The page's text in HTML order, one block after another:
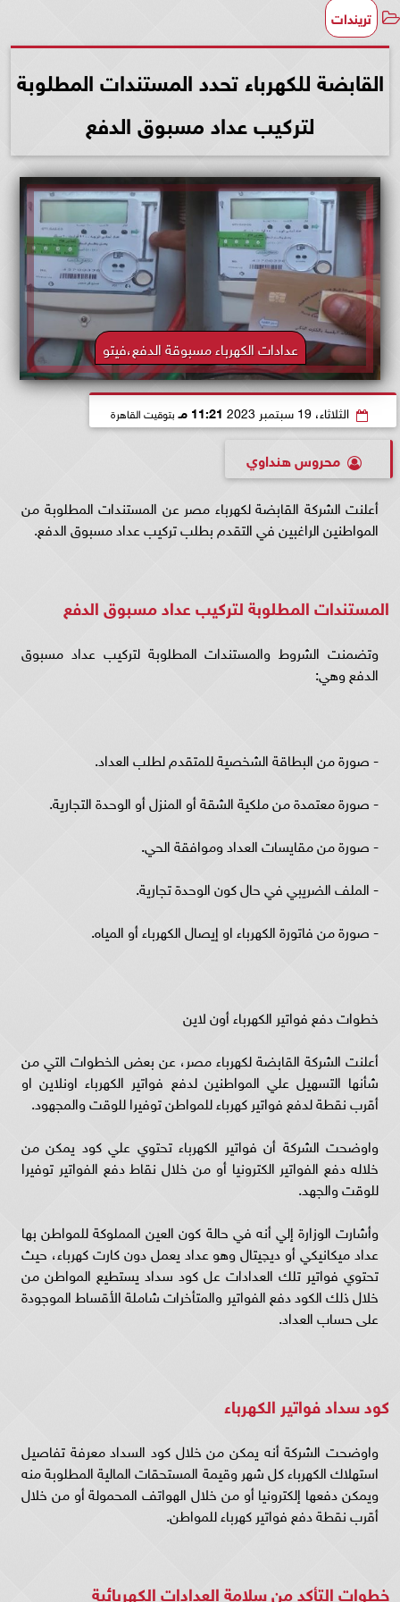
تريندات
القابضة للكهرباء تحدد المستندات المطلوبة
لتركيب عداد مسبوق الدفع
عدادات الكهرباء مسبوقة الدفع،فيتو
الثلاثاء، 19 سبتمبر 2023 11:21 مـ بتوقيت القاهرة
محروس هنداوي
أعلنت الشركة القابضة لكهرباء مصر عن المستندات المطلوبة من
المواطنين الراغبين في التقدم بطلب تركيب عداد مسبوق الدفع.
المستندات المطلوبة لتركيب عداد مسبوق الدفع
وتضمنت الشروط والمستندات المطلوبة لتركيب عداد مسبوق
الدفع وهي:
- صورة من البطاقة الشخصية للمتقدم لطلب العداد.
- ‏صورة معتمدة من ملكية الشقة أو المنزل أو الوحدة التجارية.
- ‏صورة من مقايسات العداد وموافقة الحي.
- ‏الملف الضريبي في حال كون الوحدة تجارية.
- ‏صورة من فاتورة الكهرباء او إيصال الكهرباء أو المياه.
خطوات دفع فواتير الكهرباء أون لاين
أعلنت الشركة القابضة لكهرباء مصر، عن بعض الخطوات التي من
شأنها التسهيل علي المواطنين لدفع فواتير الكهرباء اونلاين او
أقرب نقطة لدفع فواتير كهرباء للمواطن توفيرا للوقت والمجهود.
واوضحت الشركة أن فواتير الكهرباء تحتوي علي كود يمكن من
خلاله دفع الفواتير الكترونيا أو من خلال نقاط دفع الفواتير توفيرا
للوقت والجهد.
وأشارت الوزارة إلي أنه في حالة كون العين المملوكة للمواطن بها
عداد ميكانيكي أو ديچيتال وهو عداد يعمل دون كارت كهرباء، حيث
تحتوي فواتير تلك العدادات عل كود سداد يستطيع المواطن من
خلال ذلك الكود دفع الفواتير والمتأخرات شاملة الأقساط الموجودة
على حساب العداد.
كود سداد فواتير الكهرباء
واوضحت الشركة أنه يمكن من خلال كود السداد معرفة تفاصيل
استهلاك الكهرباء كل شهر وقيمة المستحقات المالية المطلوبة منه
ويمكن دفعها إلكترونيا أو من خلال الهواتف المحمولة أو من خلال
أقرب نقطة دفع فواتير كهرباء للمواطن.
خطوات التأكد من سلامة العدادات الكهربائية